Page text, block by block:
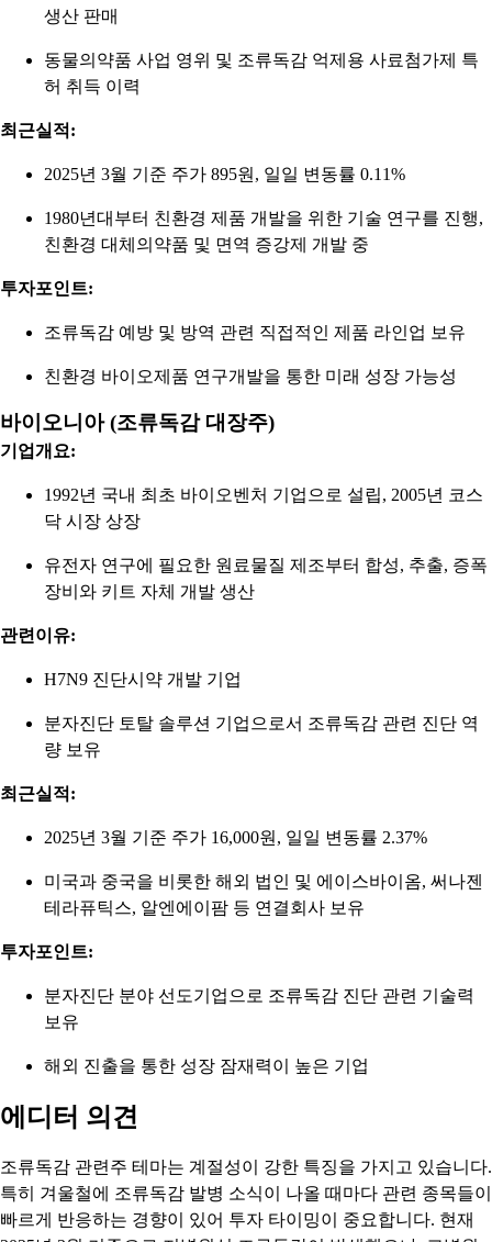
생산 판매
동물의약품 사업 영위 및 조류독감 억제용 사료첨가제 특
허 취득 이력
최근실적:
2025년 3월 기준 주가 895원, 일일 변동률 0.11%
1980년대부터 친환경 제품 개발을 위한 기술 연구를 진행,
친환경 대체의약품 및 면역 증강제 개발 중
투자포인트:
조류독감 예방 및 방역 관련 직접적인 제품 라인업 보유
친환경 바이오제품 연구개발을 통한 미래 성장 가능성
바이오니아 (조류독감 대장주)
기업개요:
1992년 국내 최초 바이오벤처 기업으로 설립, 2005년 코스
닥 시장 상장
유전자 연구에 필요한 원료물질 제조부터 합성, 추출, 증폭
장비와 키트 자체 개발 생산
관련이유:
H7N9 진단시약 개발 기업
분자진단 토탈 솔루션 기업으로서 조류독감 관련 진단 역
량 보유
최근실적:
2025년 3월 기준 주가 16,000원, 일일 변동률 2.37%
미국과 중국을 비롯한 해외 법인 및 에이스바이옴, 써나젠
테라퓨틱스, 알엔에이팜 등 연결회사 보유
투자포인트:
분자진단 분야 선도기업으로 조류독감 진단 관련 기술력
보유
해외 진출을 통한 성장 잠재력이 높은 기업
에디터 의견
조류독감 관련주 테마는 계절성이 강한 특징을 가지고 있습니다.
특히 겨울철에 조류독감 발병 소식이 나올 때마다 관련 종목들이
빠르게 반응하는 경향이 있어 투자 타이밍이 중요합니다. 현재